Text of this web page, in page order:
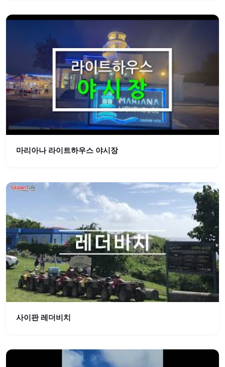
마리아나 라이트하우스 야시장
사이판 레더비치